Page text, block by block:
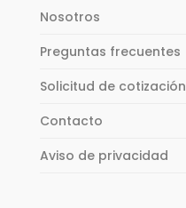
Nosotros
Preguntas frecuentes
Solicitud de cotización
Contacto
Aviso de privacidad